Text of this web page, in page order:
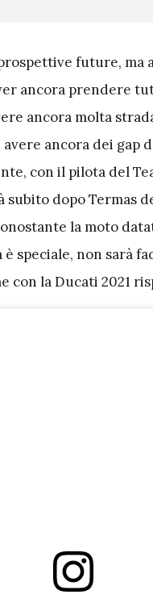
future, ma
ancora prendere
ancora molta
ancora dei gap
con il pilota del
dopo Termas
la moto
speciale, non sarà
con la Ducati 2021